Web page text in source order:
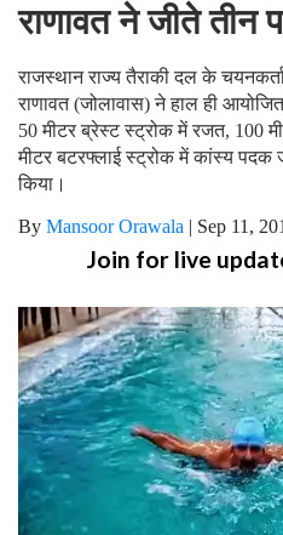
राणावत ने जीते तीन
राजस्थान राज्य तैराकी दल के
राणावत (जोलावास) ने हाल ही आयोजित
50 मीटर ब्रेस्ट स्ट्रोक में रजत, 100
मीटर बटरफ्लाई स्ट्रोक में कांस्य पदक
किया।
By Mansoor Orawala | Sep 11,
Join for live